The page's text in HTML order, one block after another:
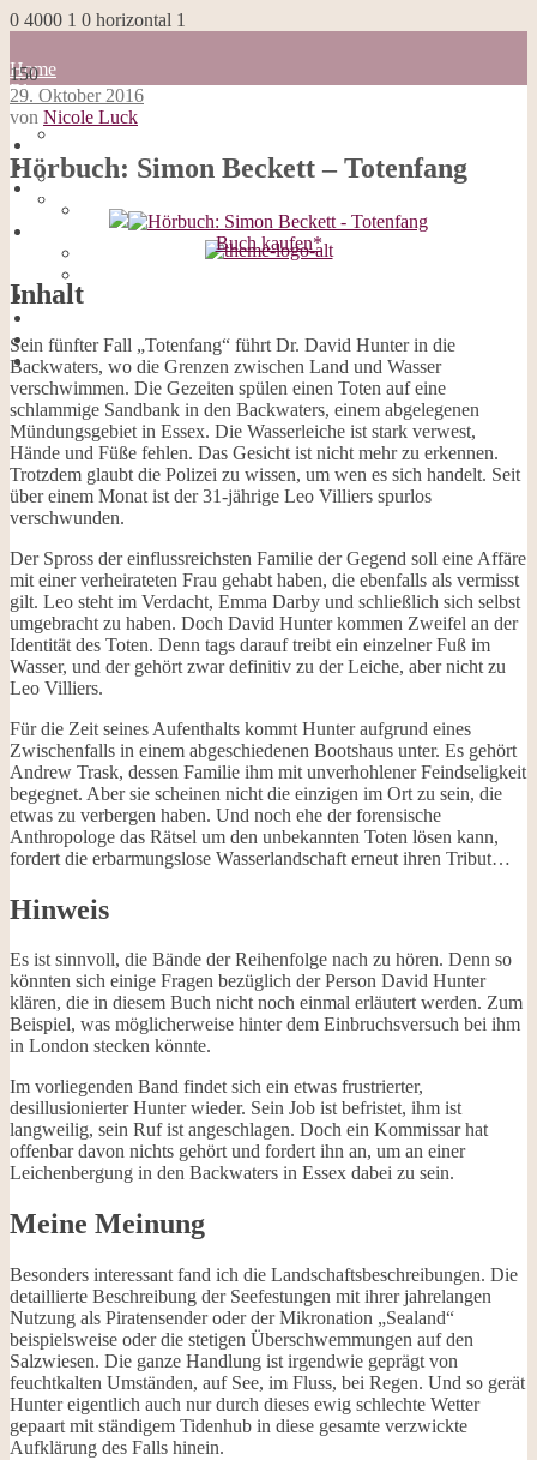
0 4000 1 0 horizontal 1
Home
Blog
about me
Impressum
Datenschutzerklärung
Galerie
Opal-Abos
Strickblogs
Hörbücher
150
Home
Blog
about me
100 Dinge
Impressum
Datenschutzerklärung
Galerie
Strickblogs
Hörbücher
29. Oktober 2016
von Nicole Luck
Hörbuch: Simon Beckett – Totenfang
Buch kaufen*
Inhalt
Sein fünfter Fall „Totenfang“ führt Dr. David Hunter in die
Backwaters, wo die Grenzen zwischen Land und Wasser
verschwimmen. Die Gezeiten spülen einen Toten auf eine
schlammige Sandbank in den Backwaters, einem abgelegenen
Mündungsgebiet in Essex. Die Wasserleiche ist stark verwest,
Hände und Füße fehlen. Das Gesicht ist nicht mehr zu erkennen.
Trotzdem glaubt die Polizei zu wissen, um wen es sich handelt. Seit
über einem Monat ist der 31-jährige Leo Villiers spurlos
verschwunden.
Der Spross der einflussreichsten Familie der Gegend soll eine Affäre
mit einer verheirateten Frau gehabt haben, die ebenfalls als vermisst
gilt. Leo steht im Verdacht, Emma Darby und schließlich sich selbst
umgebracht zu haben. Doch David Hunter kommen Zweifel an der
Identität des Toten. Denn tags darauf treibt ein einzelner Fuß im
Wasser, und der gehört zwar definitiv zu der Leiche, aber nicht zu
Leo Villiers.
Für die Zeit seines Aufenthalts kommt Hunter aufgrund eines
Zwischenfalls in einem abgeschiedenen Bootshaus unter. Es gehört
Andrew Trask, dessen Familie ihm mit unverhohlener Feindseligkeit
begegnet. Aber sie scheinen nicht die einzigen im Ort zu sein, die
etwas zu verbergen haben. Und noch ehe der forensische
Anthropologe das Rätsel um den unbekannten Toten lösen kann,
fordert die erbarmungslose Wasserlandschaft erneut ihren Tribut…
Hinweis
Es ist sinnvoll, die Bände der Reihenfolge nach zu hören. Denn so
könnten sich einige Fragen bezüglich der Person David Hunter
klären, die in diesem Buch nicht noch einmal erläutert werden. Zum
Beispiel, was möglicherweise hinter dem Einbruchsversuch bei ihm
in London stecken könnte.
Im vorliegenden Band findet sich ein etwas frustrierter,
desillusionierter Hunter wieder. Sein Job ist befristet, ihm ist
langweilig, sein Ruf ist angeschlagen. Doch ein Kommissar hat
offenbar davon nichts gehört und fordert ihn an, um an einer
Leichenbergung in den Backwaters in Essex dabei zu sein.
Meine Meinung
Besonders interessant fand ich die Landschaftsbeschreibungen. Die
detaillierte Beschreibung der Seefestungen mit ihrer jahrelangen
Nutzung als Piratensender oder der Mikronation „Sealand“
beispielsweise oder die stetigen Überschwemmungen auf den
Salzwiesen. Die ganze Handlung ist irgendwie geprägt von
feuchtkalten Umständen, auf See, im Fluss, bei Regen. Und so gerät
Hunter eigentlich auch nur durch dieses ewig schlechte Wetter
gepaart mit ständigem Tidenhub in diese gesamte verzwickte
Aufklärung des Falls hinein.